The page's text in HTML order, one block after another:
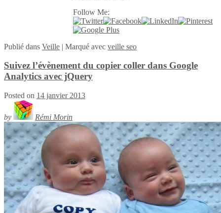
Follow Me:
Publié dans Veille | Marqué avec veille seo
Suivez l’évènement du copier coller dans Google
Analytics avec jQuery
Posted on 14 janvier 2013
by Rémi Morin